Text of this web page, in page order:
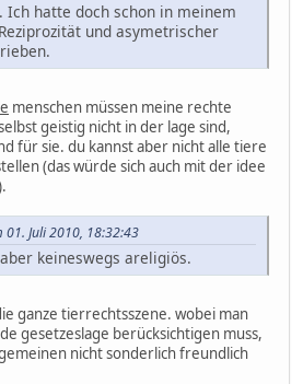
Ich hatte doch schon in meinem
und asymetrischer
menschen müssen meine rechte
geistig nicht in der lage sind,
für sie. du kannst aber nicht alle tiere
(das würde sich auch mit der idee
Juli 2010, 18:32:43
keineswegs areligiös.
ganze tierrechtsszene. wobei man
gesetzeslage berücksichtigen muss,
nicht sonderlich freundlich